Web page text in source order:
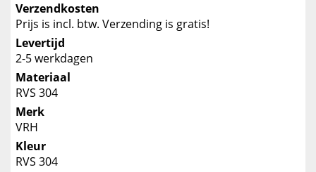
Verzendkosten
Prijs is incl. btw. Verzending is gratis!
Levertijd
2-5 werkdagen
Materiaal
RVS 304
Merk
VRH
Kleur
RVS 304